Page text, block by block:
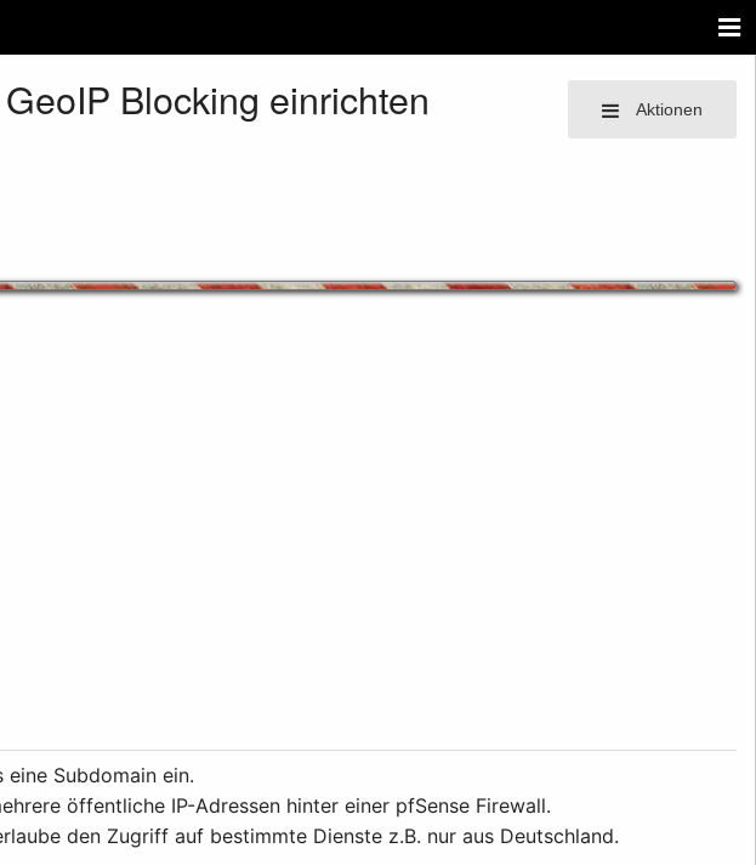
Aktionen
Blocking einrichten
Subdomain ein.
öffentliche IP-Adressen hinter einer pfSense Firewall.
den Zugriff auf bestimmte Dienste z.B. nur aus Deutschland.